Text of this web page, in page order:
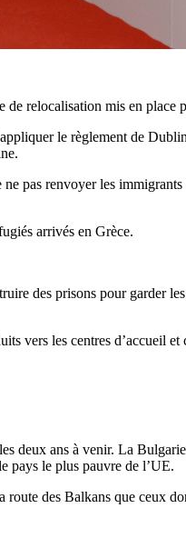
relocalisation mis en place
le règlement de
pas renvoyer les
arrivés en Grèce.
des prisons pour garder
vers les centres d’accueil et
deux ans à venir. La
pays le plus pauvre de l’UE.
des Balkans que ceux